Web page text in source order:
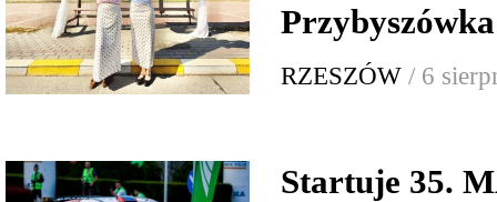
RZESZÓW / 6
Startuje 35.